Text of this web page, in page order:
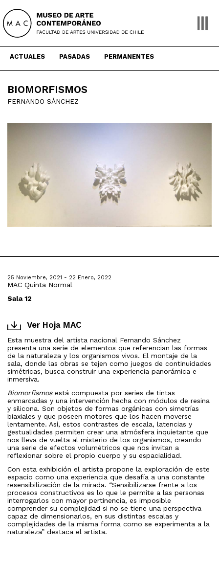
content
ACTUALES PASADAS PERMANENTES
BIOMORFISMOS
FERNANDO SÁNCHEZ
25 Noviembre, 2021 - 22 Enero, 2022
MAC Quinta Normal
Sala 12
Ver Hoja MAC
Esta muestra del artista nacional Fernando Sánchez
presenta una serie de elementos que referencian las formas
de la naturaleza y los organismos vivos. El montaje de la
sala, donde las obras se tejen como juegos de continuidades
simétricas, busca construir una experiencia panorámica e
inmersiva.
Biomorfismosestá compuesta por series de tintas
enmarcadas y una intervención hecha con módulos de resina
y silicona. Son objetos de formas orgánicas con simetrías
biaxiales y que poseen motores que los hacen moverse
lentamente. Así, estos contrastes de escala, latencias y
gestualidades permiten crear una atmósfera inquietante que
nos lleva de vuelta al misterio de los organismos, creando
una serie de efectos volumétricos que nos invitan a
reflexionar sobre el propio cuerpo y su espacialidad.
Con esta exhibición el artista propone la exploración de este
espacio como una experiencia que desafía a una constante
resensibilización de la mirada. “Sensibilizarse frente a los
procesos constructivos es lo que le permite a las personas
interrogarlos con mayor pertinencia, es imposible
comprender su complejidad si no se tiene una perspectiva
capaz de dimensionarlos, en sus distintas escalas y
complejidades de la misma forma como se experimenta a la
naturaleza” destaca el artista.